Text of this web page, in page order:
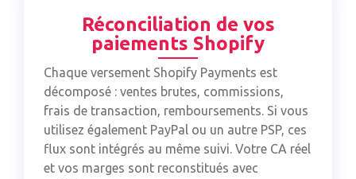
Réconciliation de vos
paiements Shopify
Chaque versement Shopify Payments est
décomposé : ventes brutes, commissions,
frais de transaction, remboursements. Si vous
utilisez également PayPal ou un autre PSP, ces
flux sont intégrés au même suivi. Votre CA réel
et vos marges sont reconstitués avec